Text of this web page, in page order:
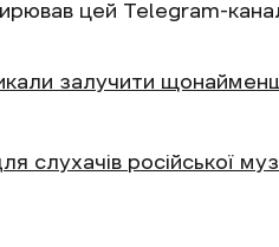
цей Telegram-
залучити
слухачів російської